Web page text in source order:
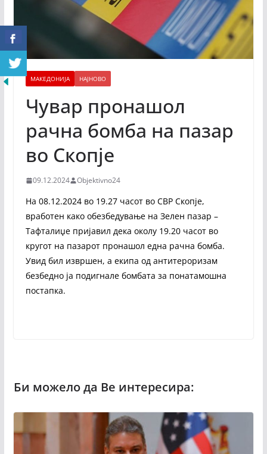
МАКЕДОНИЈА НАЈНОВО
Чувар пронашол
рачна бомба на пазар
во Скопје
09.12.2024 Objektivno24
На 08.12.2024 во 19.27 часот во СВР Скопје,
вработен како обезбедување на Зелен пазар –
Тафталиџе пријавил дека околу 19.20 часот во
кругот на пазарот пронашол една рачна бомба.
Увид бил извршен, а екипа од антитероризам
безбедно ја подигнале бомбата за понатамошна
постапка.